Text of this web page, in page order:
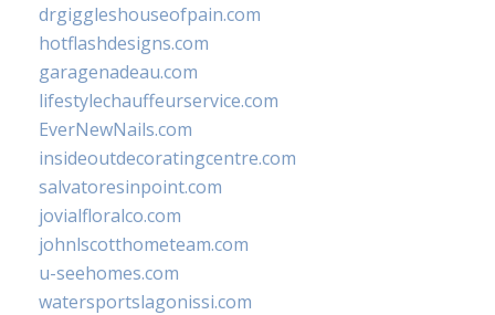
drgiggleshouseofpain.com
hotflashdesigns.com
garagenadeau.com
lifestylechauffeurservice.com
EverNewNails.com
insideoutdecoratingcentre.com
salvatoresinpoint.com
jovialfloralco.com
johnlscotthometeam.com
u-seehomes.com
watersportslagonissi.com